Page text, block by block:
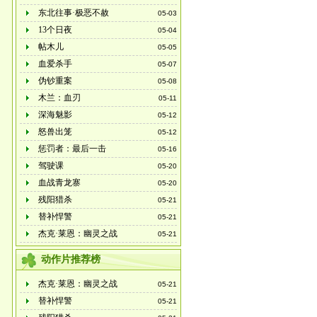
05-03
东北往事·极恶不赦
05-04
13个日夜
05-05
帖木儿
05-07
血爱杀手
05-08
伪钞重案
05-11
木兰：血刃
05-12
深海魅影
05-12
怒兽出笼
05-16
惩罚者：最后一击
05-20
驾驶课
05-20
血战青龙寨
05-21
残阳猎杀
05-21
替补悍警
05-21
杰克·莱恩：幽灵之战
动作片推荐榜
05-21
杰克·莱恩：幽灵之战
05-21
替补悍警